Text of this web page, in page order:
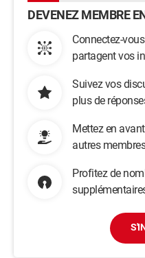
DEVENEZ MEMBRE
Connectez-
partagent vos
Suivez vos
plus de
Mettez en
autres membres
Profitez de